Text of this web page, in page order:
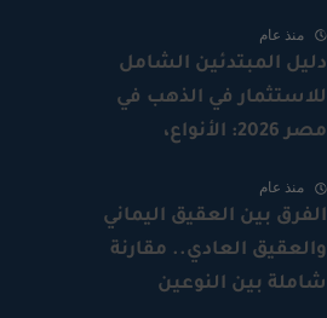
منذ عام
دليل المبتدئين الشامل
للاستثمار في الذهب في
مصر 2026: الأنواع،
للشراء
منذ عام
الفرق بين العقيق اليماني
والعقيق العادي.. مقارنة
شاملة بين النوعين